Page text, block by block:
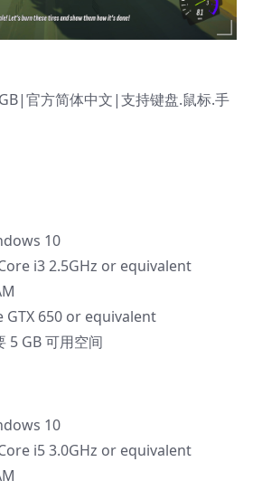
官方简体中文|支持键盘.鼠标.手
10
i3 2.5GHz or equivalent
GTX 650 or equivalent
5 GB 可用空间
10
i5 3.0GHz or equivalent